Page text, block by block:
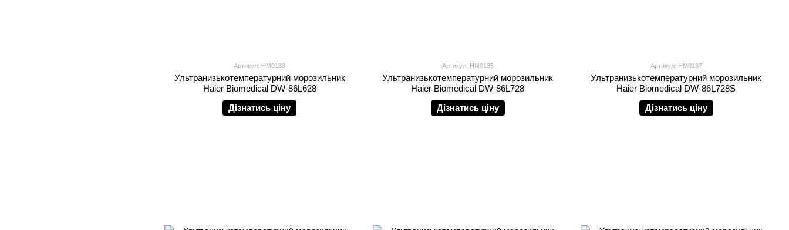
Артикул: HM0133
Ультранизькотемпературний морозильник
Haier Biomedical DW-86L628
Дізнатись ціну
Артикул: HM0135
Ультранизькотемпературний морозильник
Haier Biomedical DW-86L728
Дізнатись ціну
Артикул: HM0137
Ультранизькотемпературний морозильник
Haier Biomedical DW-86L728S
Дізнатись ціну